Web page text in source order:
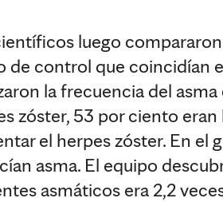
luego
de control que coincidían
la frecuencia del
zóster, 53 por ciento
el herpes zóster. En el
asma. El equipo
asmáticos era 2,2